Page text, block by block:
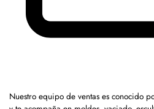
Nuestro equipo de ventas es conocido